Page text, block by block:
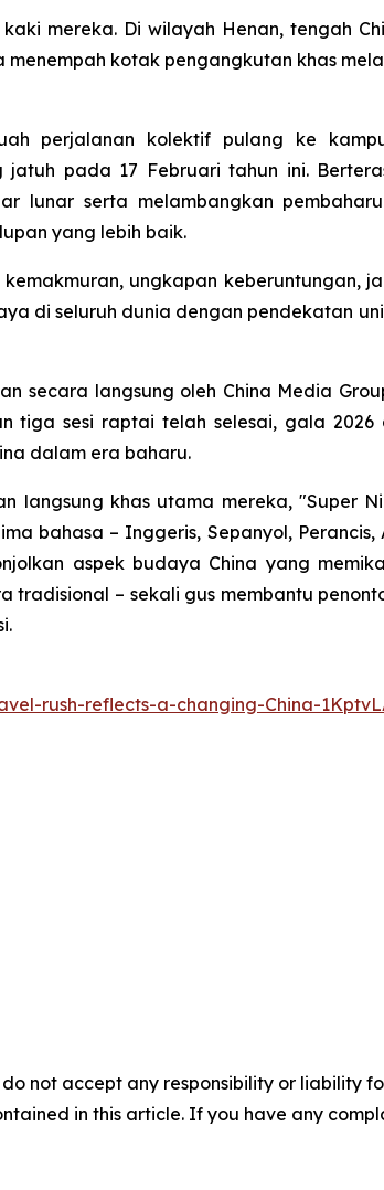
mereka. Di wilayah Henan, tengah
kotak pengangkutan khas
perjalanan kolektif pulang ke
pada 17 Februari tahun ini.
lunar serta melambangkan
yang lebih baik.
ungkapan keberuntungan,
di seluruh dunia dengan pendekatan
secara langsung oleh China Media
tiga sesi raptai telah selesai, gala
dalam era baharu.
langsung khas utama mereka, "Super
bahasa – Inggeris, Sepanyol, Perancis,
aspek budaya China yang
– sekali gus membantu
rush-reflects-a-changing-China-
not accept any responsibility or liability
in this article. If you have any